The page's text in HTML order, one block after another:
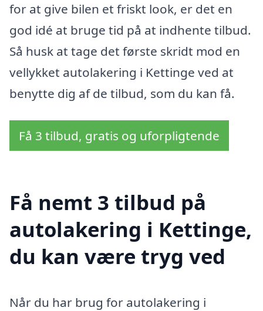
for at give bilen et friskt look, er det en
god idé at bruge tid på at indhente tilbud.
Så husk at tage det første skridt mod en
vellykket autolakering i Kettinge ved at
benytte dig af de tilbud, som du kan få.
Få 3 tilbud, gratis og uforpligtende
Få nemt 3 tilbud på
autolakering i Kettinge,
du kan være tryg ved
Når du har brug for autolakering i